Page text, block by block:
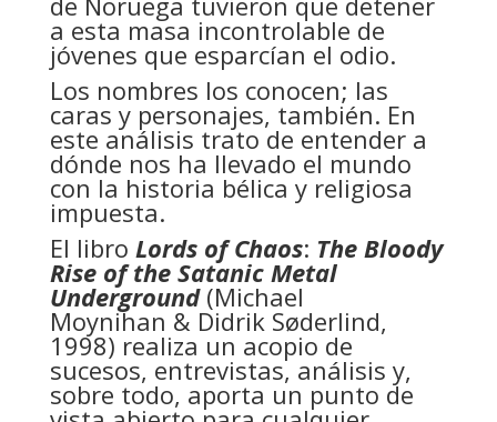
a esta masa incontrolable de
jóvenes que esparcían el odio.
Los nombres los conocen; las
caras y personajes, también. En
este análisis trato de entender a
dónde nos ha llevado el mundo
con la historia bélica y religiosa
impuesta.
El libro Lords of Chaos: The Bloody
Rise of the Satanic Metal
Underground(Michael
Moynihan & Didrik Søderlind,
1998) realiza un acopio de
sucesos, entrevistas, análisis y,
sobre todo, aporta un punto de